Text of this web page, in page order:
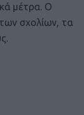
μέτρα. Ο
σχολίων, τα